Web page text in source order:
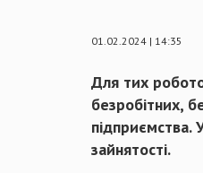
01.02.2024 | 14:35
Для тих
безробітних,
зайнятості.